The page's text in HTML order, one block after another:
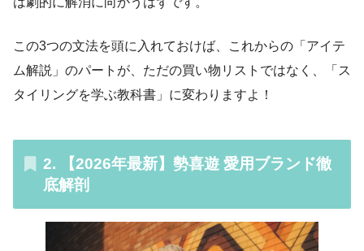
この3つの文法を頭に入れておけば、これからの「アイテ
ム解説」のパートが、ただの買い物リストではなく、「ス
タイリングを学ぶ教科書」に変わりますよ！
2.
【2026年最新】勢喜遊 愛用ブランド徹
底解剖